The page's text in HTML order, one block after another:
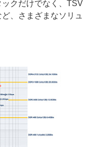
クだけでなく、TSV
、さまざまなソリュ